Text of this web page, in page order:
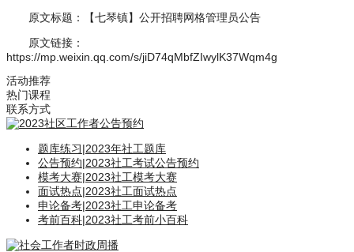
原文标题：【七琴镇】公开招聘网格管理员公告
原文链接：
https://mp.weixin.qq.com/s/jiD74qMbfZIwylK37Wqm4g
活动推荐
热门课程
联系方式
题库练习|2023年社工题库
公告预约|2023社工考试公告预约
模考大赛|2023社工模考大赛
面试热点|2023社工面试热点
申论备考|2023社工申论备考
考前百科|2023社工考前小百科